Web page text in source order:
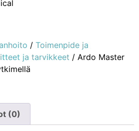
/ Toimenpide ja
ja tarvikkeet / Ardo Master
(0)